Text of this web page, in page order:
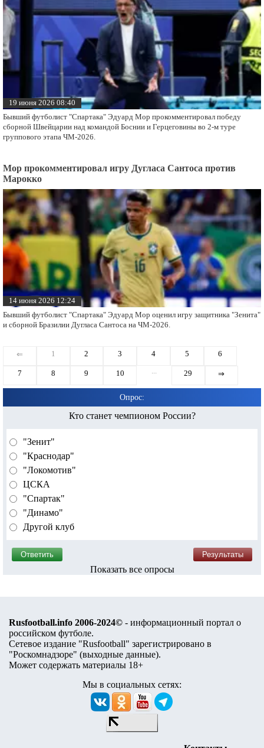
19 июня 2026 08:40
Бывший футболист "Спартака" Эдуард Мор прокомментировал победу
сборной Швейцарии над командой Боснии и Герцеговины во 2-м туре
группового этапа ЧМ-2026.
Мор прокомментировал игру Дугласа Сантоса против
Марокко
14 июня 2026 12:24
Бывший футболист "Спартака" Эдуард Мор оценил игру защитника "Зенита"
и сборной Бразилии Дугласа Сантоса на ЧМ-2026.
⇐ 1 2 3 4 5 6
7 8 9 10 ... 29 ⇒
Опрос:
Кто станет чемпионом России?
"Зенит"
"Краснодар"
"Локомотив"
ЦСКА
"Спартак"
"Динамо"
Другой клуб
Показать все опросы
Rusfootball.info 2006-2024© - информационный портал о
российском футболе.
Сетевое издание "Rusfootball" зарегистрировано в
"Роскомнадзоре" (выходные данные).
Может содержать материалы 18+
Мы в социальных сетях: